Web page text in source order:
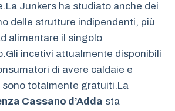
Junkers ha studiato anche dei
delle strutture indipendenti, più
alimentare il singolo
incetivi attualmente disponibili
di avere caldaie e
sono totalmente gratuiti.La
Cassano d’Adda sta